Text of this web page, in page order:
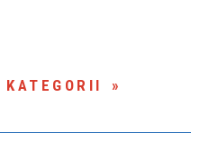
KATEGORII